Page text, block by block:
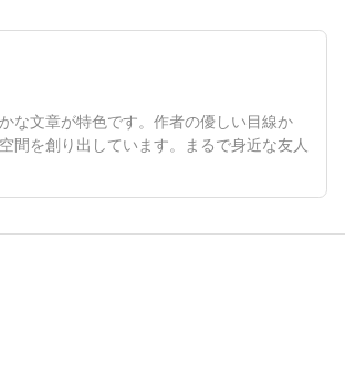
な文章が特色です。作者の優しい目線か
間を創り出しています。まるで身近な友人